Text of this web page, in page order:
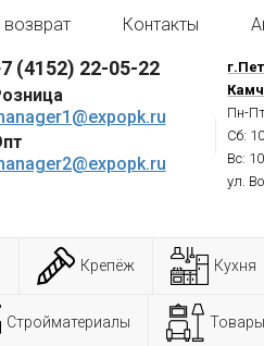
возврат Контакты
(4152) 22-05-22
Пн-
Сб:
Вс:
ул.
Крепёж Кухня
Стройматериалы Товары